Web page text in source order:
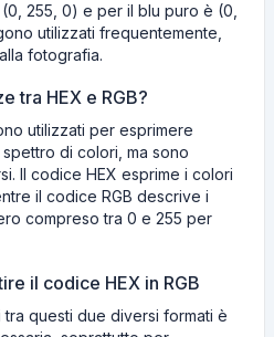
255, 0) e per il blu puro è (0,
utilizzati frequentemente,
fotografia.
tra HEX e RGB?
utilizzati per esprimere
di colori, ma sono
Il codice HEX esprime i colori
il codice RGB descrive i
compreso tra 0 e 255 per
il codice HEX in RGB
questi due diversi formati è